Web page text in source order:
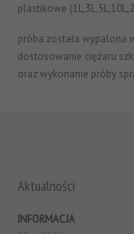
plastikowe
próba została wypalona
dostosowanie ciężaru
oraz wykonanie próby
Aktualności
INFORMACJA